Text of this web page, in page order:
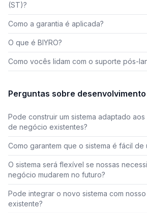
(ST)?
Como a garantia é aplicada?
O que é BIYRO?
Como vocês lidam com o suporte pós-
Perguntas sobre desenvolvimento
Pode construir um sistema adaptado
de negócio existentes?
Como garantem que o sistema é fácil de
O sistema será flexível se nossas
negócio mudarem no futuro?
Pode integrar o novo sistema com
existente?